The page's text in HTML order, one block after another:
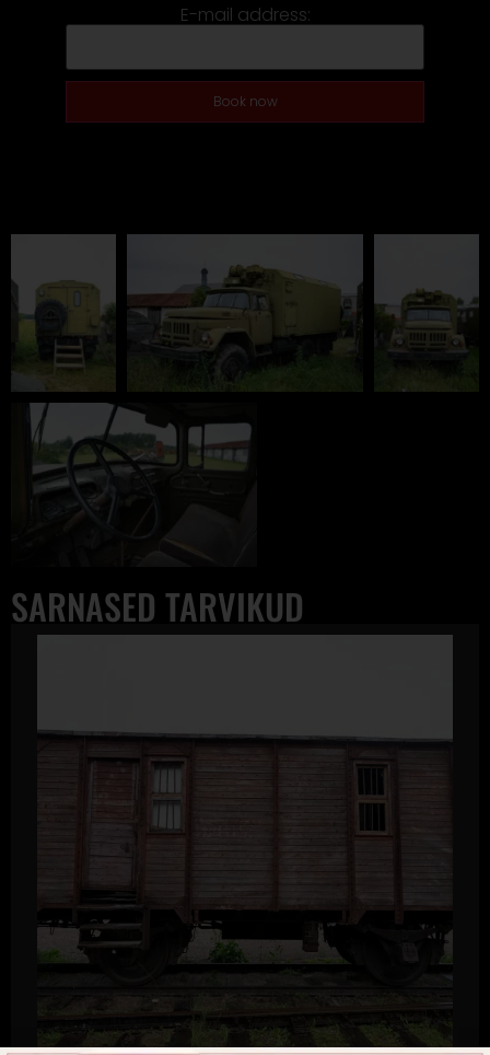
E-mail address:
Book now
SARNASED TARVIKUD